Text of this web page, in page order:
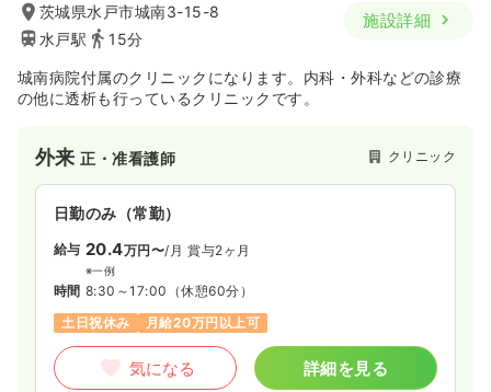
給与 21.2 万円/月 賞与3ヶ月
※一例
日曜休み
年間休日131日 4週8休以上
気になる 詳細を見る
茨城県水戸市城南3-15-8
水戸駅
15分
施設詳細
城南病院付属のクリニックになります。内科・外科などの診療
の他に透析も行っているクリニックです。
外来正・准看護師 クリニック
日勤のみ（常勤）
給与 20.4万円〜/月 賞与2ヶ月
※一例
時間 8:30～17:00 （休憩60分）
土日祝休み
月給20万円以上可
気になる 詳細を見る